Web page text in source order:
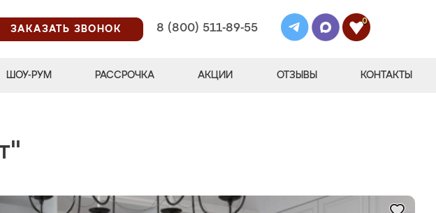
ЗАКАЗАТЬ ЗВОНОК
8 (800) 511-89-55
0
ШОУ-РУМ РАССРОЧКА АКЦИИ ОТЗЫВЫ КОНТАКТЫ